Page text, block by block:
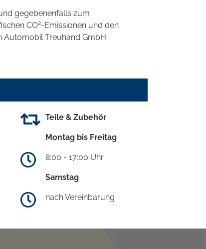
gegebenenfalls zum
CO2-Emissionen und den
Automobil Treuhand GmbH'
Teile & Zubehör
Montag bis Freitag
8:00 - 17:00 Uhr
Samstag
nach Vereinbarung